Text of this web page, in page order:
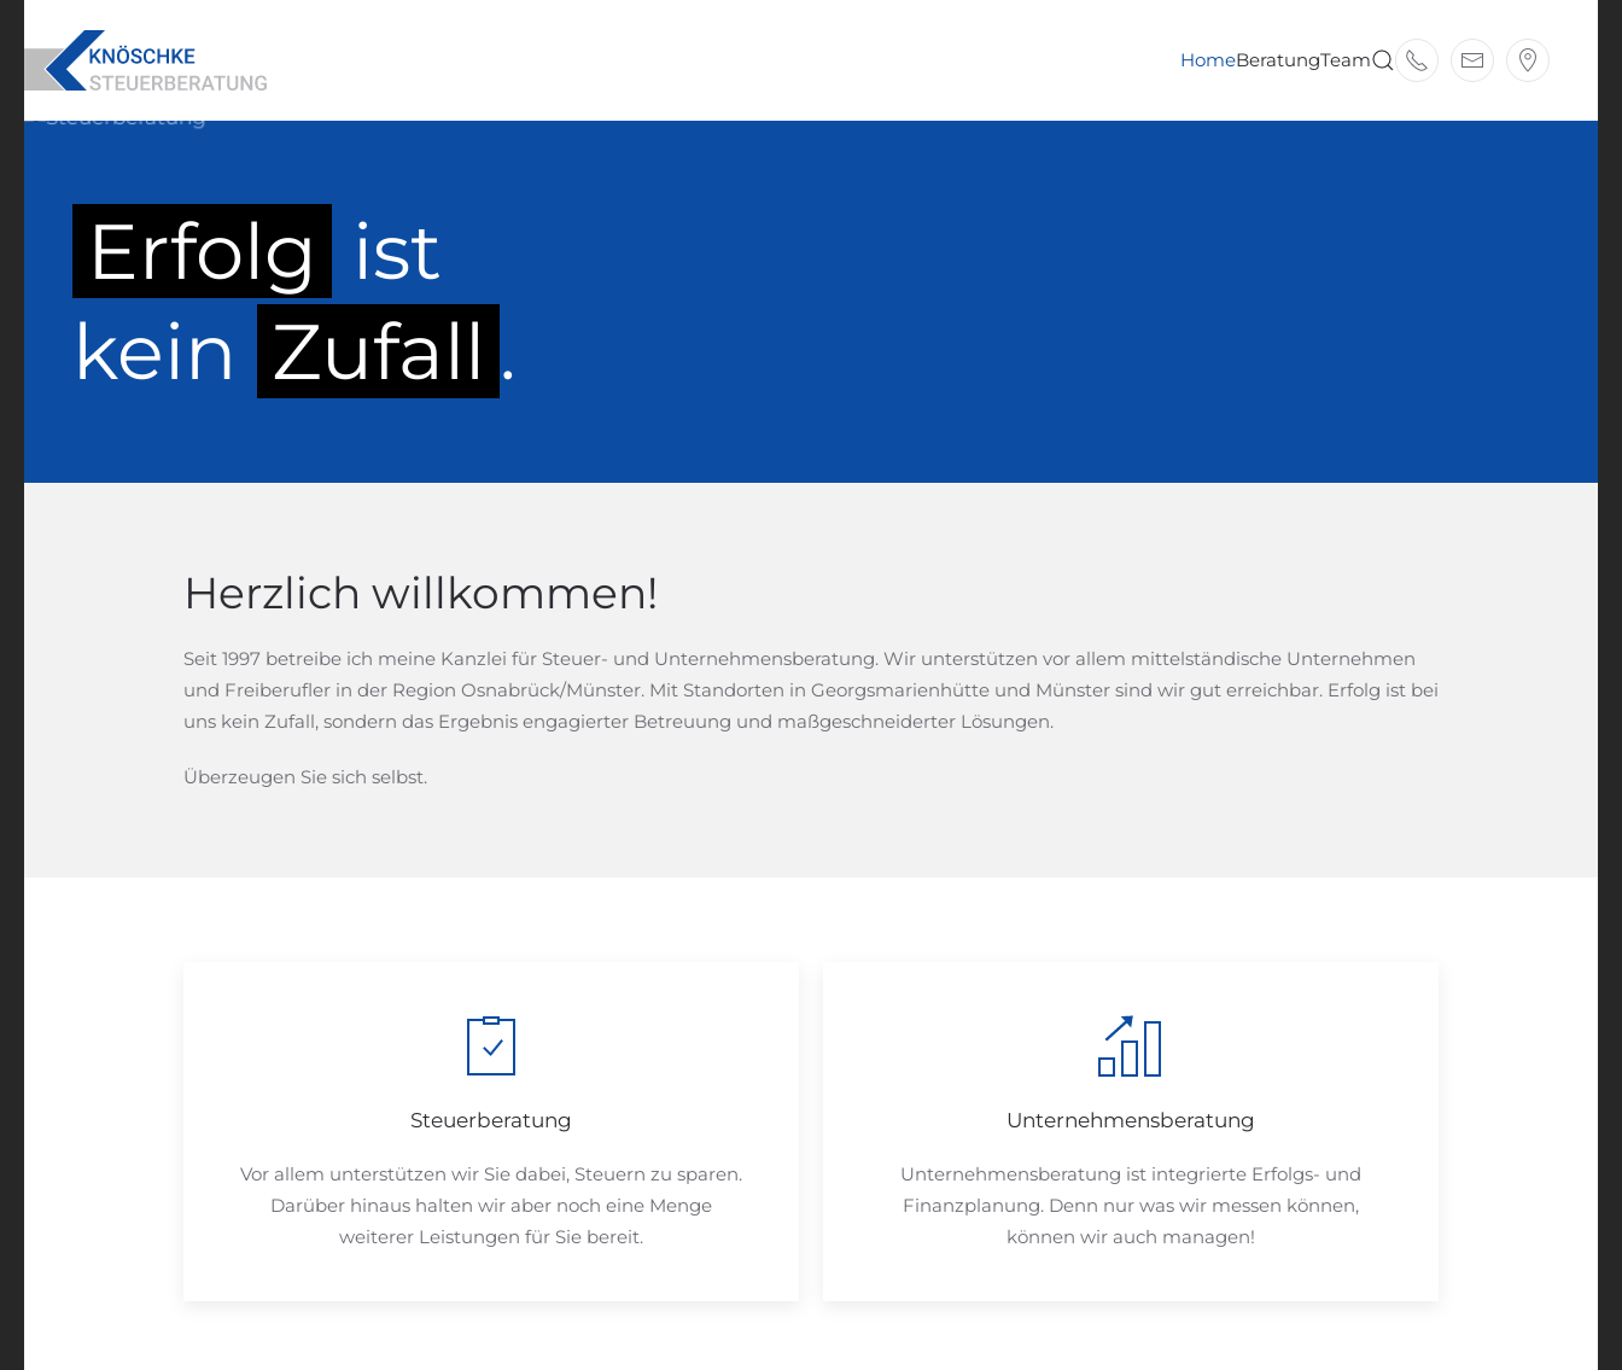
Skip to main content HomeBeratungTeam
Erfolg ist
kein Zufall .
Herzlich willkommen!
Seit 1997 betreibe ich meine Kanzlei für Steuer- und Unternehmensberatung. Wir unterstützen vor allem mittelständische Unternehmen
und Freiberufler in der Region Osnabrück/Münster. Mit Standorten in Georgsmarienhütte und Münster sind wir gut erreichbar. Erfolg ist bei
uns kein Zufall, sondern das Ergebnis engagierter Betreuung und maßgeschneiderter Lösungen.
Überzeugen Sie sich selbst.
Steuerberatung
Vor allem unterstützen wir Sie dabei, Steuern zu sparen.
Darüber hinaus halten wir aber noch eine Menge
weiterer Leistungen für Sie bereit.
Unternehmensberatung
Unternehmensberatung ist integrierte Erfolgs- und
Finanzplanung. Denn nur was wir messen können,
können wir auch managen!